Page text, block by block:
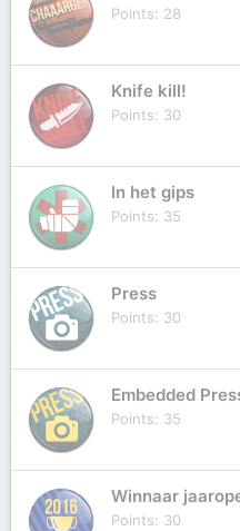
Points 28
Knife kill!
Points 30
In het gips
Points 35
Press
Points 30
Embedded
Points 35
Winnaar
Points 30